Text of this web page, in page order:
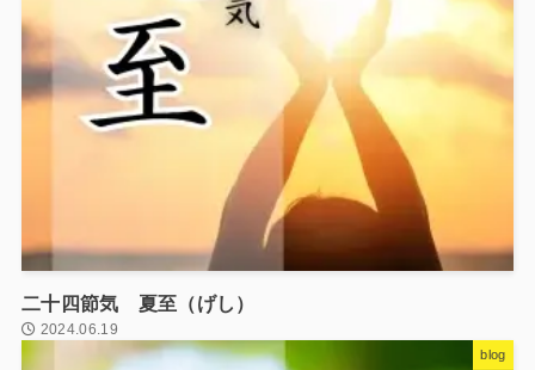
二十四節気 夏至（げし）
2024.06.19
blog